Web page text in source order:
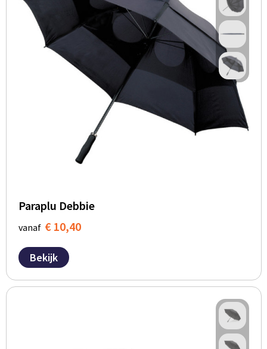
Paraplu Debbie
vanaf € 10,40
Bekijk